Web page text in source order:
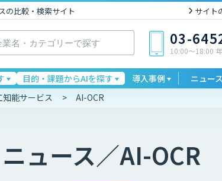
の比較・検索サイト サイト
03-
10:00〜18:00
目的・課題からAIを探す 導入事例 ニュース
知能サービス AI-OCR
ニュース／AI-OCR